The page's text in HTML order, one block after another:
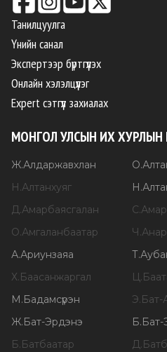
Танилцуулга
Үнийн санал
Экспертээр бүртгүүлэх
Онлайн хэлэлцүүлэг
Expert сэтгүүл захиалах
МОНГОЛ УЛСЫН ИХ ХУРЛЫН
Ж.Алдаржавхлан О.
Н.Алтанхуяг Н.
Д.Амарбаясгалан С.
О.Амгаланбаатар Ч.Анар
А.Ариунзаяа Т.
Х.Баасанжаргал Ц.
М.Бадамсүрэн Э.Бат-
Ж.Бат-Эрдэнэ Б.
Б.Батбаатар Д.